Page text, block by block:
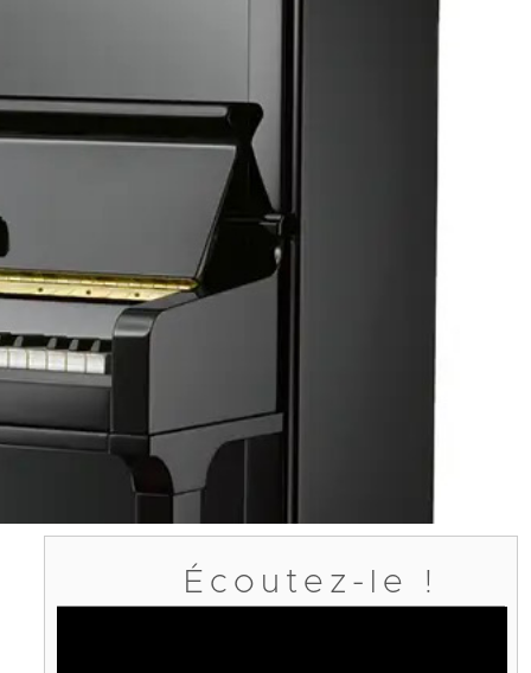
Écoutez-le !